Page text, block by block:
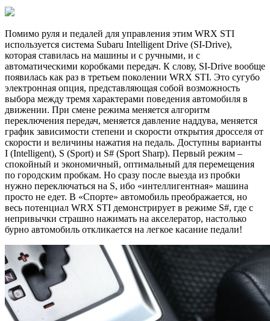
Помимо руля и педалей для управления этим WRX STI
используется система Subaru Intelligent Drive (SI-Drive),
которая ставилась на машины и с ручными, и с
автоматическими коробками передач. К слову, SI-Drive вообще
появилась как раз в третьем поколении WRX STI. Это сугубо
электронная опция, представляющая собой возможность
выбора между тремя характерами поведения автомобиля в
движении. При смене режима меняется алгоритм
переключения передач, меняется давление наддува, меняется
график зависимости степени и скорости открытия дросселя от
скорости и величины нажатия на педаль. Доступны варианты
I (Intelligent), S (Sport) и S# (Sport Sharp). Первый режим –
спокойный и экономичный, оптимальный для перемещения
по городским пробкам. Но сразу после выезда из пробки
нужно переключаться на S, ибо «интеллигентная» машина
просто не едет. В «Спорте» автомобиль преображается, но
весь потенциал WRX STI демонстрирует в режиме S#, где с
непривычки страшно нажимать на акселератор, настолько
бурно автомобиль откликается на легкое касание педали!